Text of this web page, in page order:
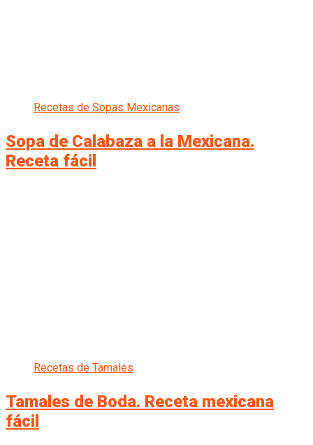
Recetas de Sopas Mexicanas
Sopa de Calabaza a la Mexicana.
Receta fácil
Recetas de Tamales
Tamales de Boda. Receta mexicana
fácil